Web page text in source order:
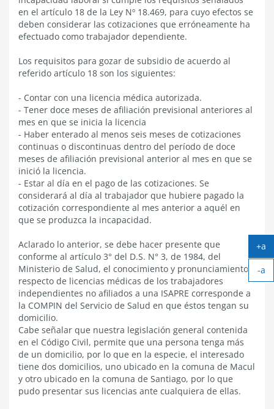
en el artículo 18 de la Ley Nº 18.469, para cuyo efectos se
deben considerar las cotizaciones que erróneamente ha
efectuado como trabajador dependiente.
Los requisitos para gozar de subsidio de acuerdo al
referido artículo 18 son los siguientes:
- Contar con una licencia médica autorizada.
- Tener doce meses de afiliación previsional anteriores al
mes en que se inicia la licencia
- Haber enterado al menos seis meses de cotizaciones
continuas o discontinuas dentro del período de doce
meses de afiliación previsional anterior al mes en que se
inició la licencia.
- Estar al día en el pago de las cotizaciones. Se
considerará al día al trabajador que hubiere pagado la
cotización correspondiente al mes anterior a aquél en
que se produzca la incapacidad.
Aclarado lo anterior, se debe hacer presente que
conforme al artículo 3° del D.S. N° 3, de 1984, del
Ministerio de Salud, el conocimiento y pronunciamiento
respecto de licencias médicas de los trabajadores
independientes no afiliados a una ISAPRE corresponde a
la COMPIN del Servicio de Salud en que éstos tengan su
domicilio.
Cabe señalar que nuestra legislación general contenida
en el Código Civil, permite que una persona tenga más
de un domicilio, por lo que en la especie, el interesado
tiene dos domicilios, uno ubicado en la comuna de Macul
y otro ubicado en la comuna de Santiago, por lo que
pudo presentar sus licencias ante cualquiera de ellas.
+a
-a